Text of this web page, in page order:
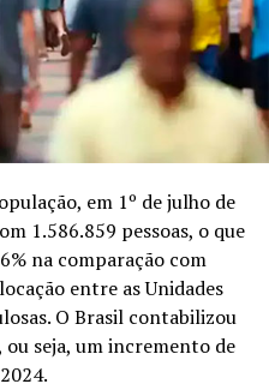
em 1º de julho de
1.586.859 pessoas, o que
na comparação com
entre as Unidades
O Brasil contabilizou
seja, um incremento de